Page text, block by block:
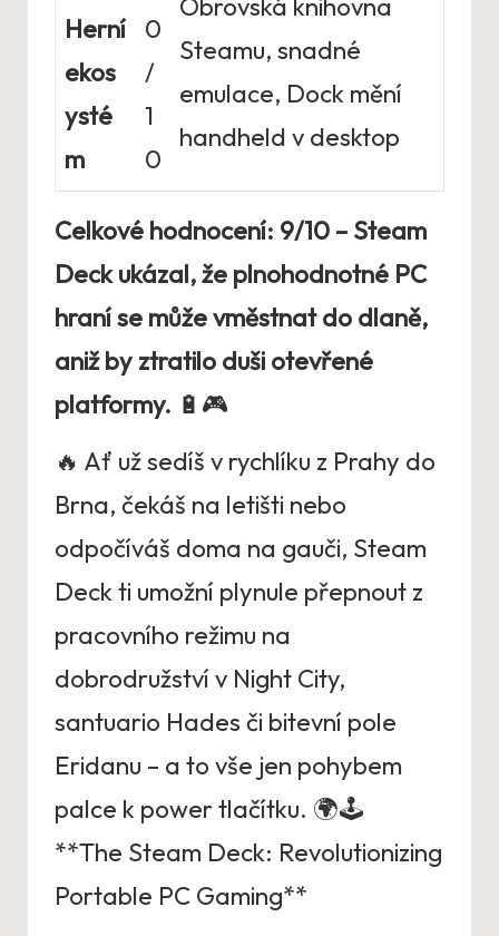
Herní
ekos
ysté
m
0
/
1
0
Obrovská knihovna
Steamu, snadné
emulace, Dock mění
handheld v desktop
Celkové hodnocení: 9/10 – Steam
Deck ukázal, že plnohodnotné PC
hraní se může vměstnat do dlaně,
aniž by ztratilo duši otevřené
platformy. 🔋🎮
🔥 Ať už sedíš v rychlíku z Prahy do
Brna, čekáš na letišti nebo
odpočíváš doma na gauči, Steam
Deck ti umožní plynule přepnout z
pracovního režimu na
dobrodružství v Night City,
santuario Hades či bitevní pole
Eridanu – a to vše jen pohybem
palce k power tlačítku. 🌍🕹️
**The Steam Deck: Revolutionizing
⁤Portable PC Gaming**